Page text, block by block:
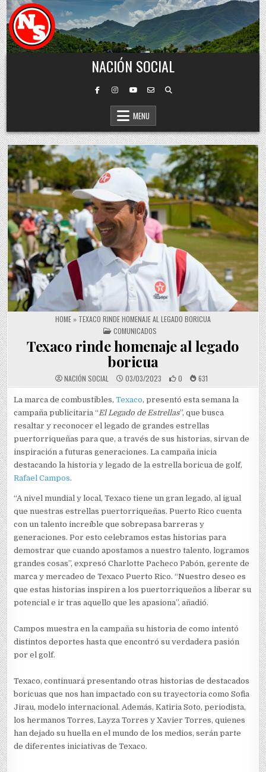
Skip to content
NACIÓN SOCIAL
MENU
HOME » TEXACO RINDE HOMENAJE AL LEGADO BORICUA
POSTED IN
COMUNICADOS
Texaco rinde homenaje al legado
boricua
NACIÓN SOCIAL 03/03/2023 0 631
La marca de combustibles,Texaco, presentó esta semana la
campaña publicitaria “El Legado de Estrellas”, que busca
resaltar y reconocer el legado de grandes estrellas
puertorriqueñas para que, a través de sus historias, sirvan de
inspiración a futuras generaciones. La campaña inicia
destacando la historia y legado de la estrella boricua de golf,
Rafael Campos.
“A nivel mundial y local, Texaco tiene un gran legado, al igual
que nuestras estrellas puertorriqueñas. Puerto Rico cuenta
con un talento increíble que sobrepasa barreras y
generaciones. Por esto celebramos estas historias para
demostrar que cuando apostamos a nuestro talento, logramos
grandes cosas”, expresó Charlotte Pacheco Pabón, gerente de
marca y mercadeo de Texaco Puerto Rico. “Nuestro deseo es
que estas historias inspiren a los puertorriqueños a liberar su
potencial e ir tras aquello que les apasiona”, añadió.
Campos muestra en la campaña su historia de como intentó
distintos deportes hasta que encontró su verdadera pasión
por el golf.
Texaco, continuará presentando otras historias de destacados
boricuas que nos han impactado con su trayectoria como Sofia
Jirau, modelo internacional. Además, Katiria Soto, periodista,
los hermanos Torres, Layza Torres y Xavier Torres, quienes
han dejado su huella en el mundo de los medios, serán parte
de diferentes iniciativas de Texaco.